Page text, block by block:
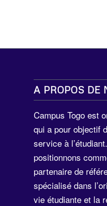
A PROPOS DE
Campus Togo est
qui a pour objectif
service à
positionnons
partenaire de
spécialisé dans
vie étudiante et la